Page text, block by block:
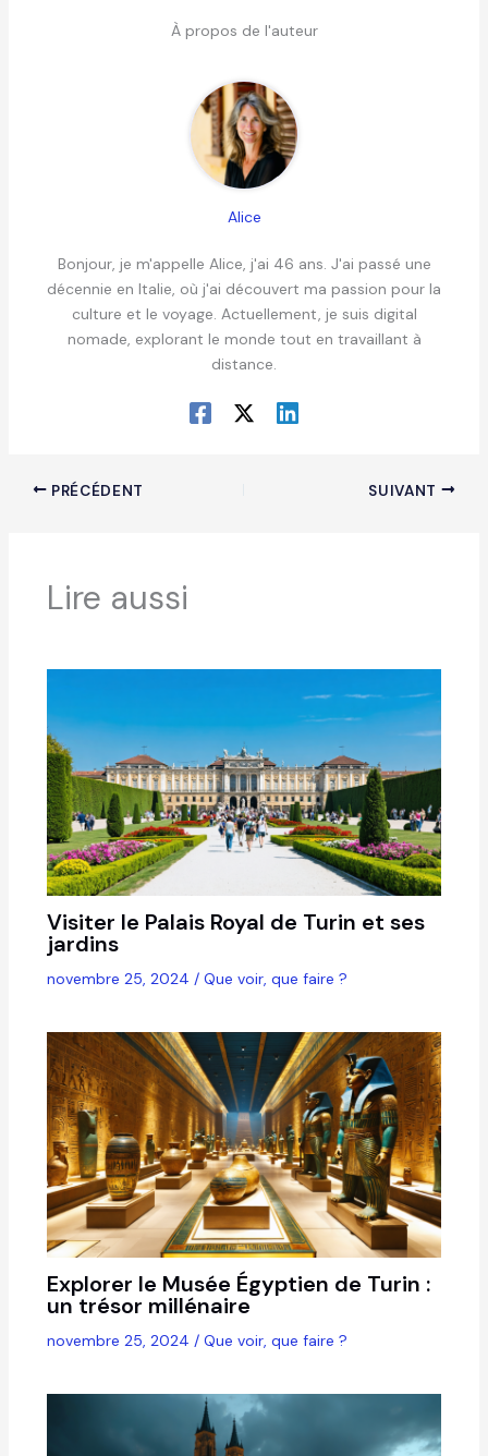
À propos de l'auteur
Alice
Bonjour, je m'appelle Alice, j'ai 46 ans. J'ai passé une
décennie en Italie, où j'ai découvert ma passion pour la
culture et le voyage. Actuellement, je suis digital
nomade, explorant le monde tout en travaillant à
distance.
PRÉCÉDENT SUIVANT
Lire aussi
Visiter le Palais Royal de Turin et ses
jardins
novembre 25, 2024 / Que voir, que faire ?
Explorer le Musée Égyptien de Turin :
un trésor millénaire
novembre 25, 2024 / Que voir, que faire ?